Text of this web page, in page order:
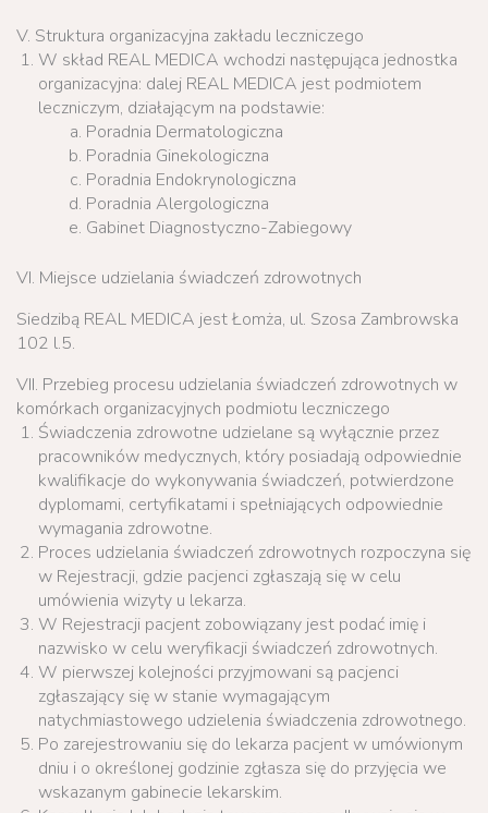
V. Struktura organizacyjna zakładu leczniczego
W skład REAL MEDICA wchodzi następująca jednostka
organizacyjna: dalej REAL MEDICA jest podmiotem
leczniczym, działającym na podstawie:
Poradnia Dermatologiczna
Poradnia Ginekologiczna
Poradnia Endokrynologiczna
Poradnia Alergologiczna
Gabinet Diagnostyczno-Zabiegowy
VI. Miejsce udzielania świadczeń zdrowotnych
Siedzibą REAL MEDICA jest Łomża, ul. Szosa Zambrowska
102 l.5.
VII. Przebieg procesu udzielania świadczeń zdrowotnych w
komórkach organizacyjnych podmiotu leczniczego
Świadczenia zdrowotne udzielane są wyłącznie przez
pracowników medycznych, który posiadają odpowiednie
kwalifikacje do wykonywania świadczeń, potwierdzone
dyplomami, certyfikatami i spełniających odpowiednie
wymagania zdrowotne.
Proces udzielania świadczeń zdrowotnych rozpoczyna się
w Rejestracji, gdzie pacjenci zgłaszają się w celu
umówienia wizyty u lekarza.
W Rejestracji pacjent zobowiązany jest podać imię i
nazwisko w celu weryfikacji świadczeń zdrowotnych.
W pierwszej kolejności przyjmowani są pacjenci
zgłaszający się w stanie wymagającym
natychmiastowego udzielenia świadczenia zdrowotnego.
Po zarejestrowaniu się do lekarza pacjent w umówionym
dniu i o określonej godzinie zgłasza się do przyjęcia we
wskazanym gabinecie lekarskim.